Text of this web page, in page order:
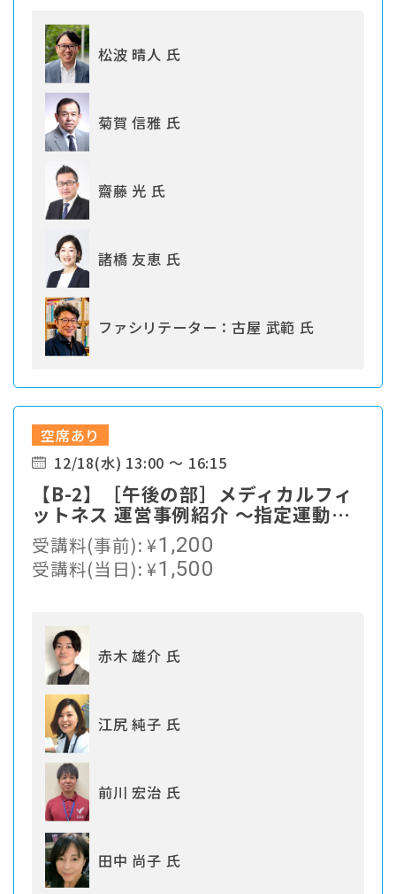
松波 晴人 氏
菊賀 信雅 氏
齋藤 光 氏
諸橋 友恵 氏
ファシリテーター：古屋 武範 氏
空席あり
12/18(水) 13:00 ～ 16:15
【B-2】［午後の部］メディカルフィ
ットネス 運営事例紹介 ～指定運動療
法施設制度の活用を交えて～
受講料(事前):¥1,200
受講料(当日):¥1,500
赤木 雄介 氏
江尻 純子 氏
前川 宏治 氏
田中 尚子 氏